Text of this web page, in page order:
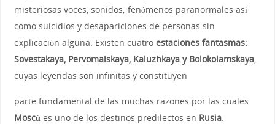
misteriosas voces, sonidos; fenómenos paranormales así
como suicidios y desapariciones de personas sin
explicación alguna. Existen cuatro estaciones fantasmas:
Sovestakaya, Pervomaiskaya, Kaluzhkaya y Bolokolamskaya,
cuyas leyendas son infinitas y constituyen
parte fundamental de las muchas razones por las cuales
Moscúes uno de los destinos predilectos en Rusia.